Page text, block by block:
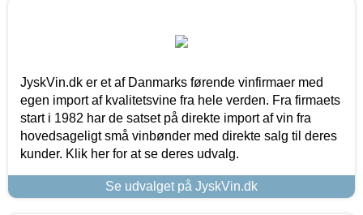
JyskVin.dk er et af Danmarks førende vinfirmaer med
egen import af kvalitetsvine fra hele verden. Fra firmaets
start i 1982 har de satset på direkte import af vin fra
hovedsageligt små vinbønder med direkte salg til deres
kunder. Klik her for at se deres udvalg.
Se udvalget på JyskVin.dk